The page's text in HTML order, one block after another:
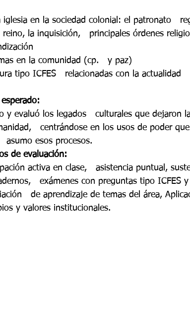
iglesia en la sociedad colonial: el patronato
reino, la inquisición,   principales órdenes
en la comunidad (cp.   y paz)
tipo ICFES   relacionadas con la actualidad
y evaluó los legados   culturales que dejaron
centrándose en los usos de poder
asumo esos procesos.
de evaluación:
activa en clase,   asistencia puntual,
exámenes con preguntas tipo ICFES
de aprendizaje de temas del área,
y valores institucionales.